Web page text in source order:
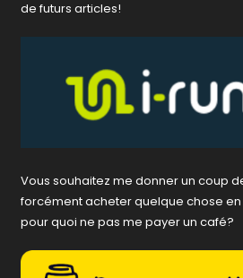
de futurs articles!
Vous souhaitez me donner un coup
forcément acheter quelque chose en
pour quoi ne pas me payer un café?